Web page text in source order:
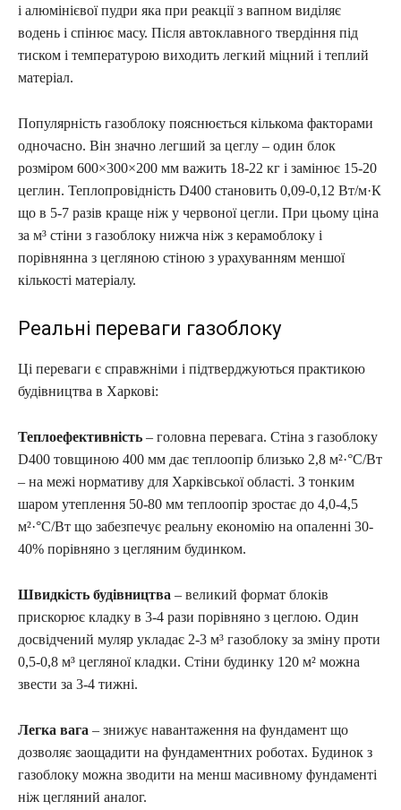
і алюмінієвої пудри яка при реакції з вапном виділяє
водень і спінює масу. Після автоклавного твердіння під
тиском і температурою виходить легкий міцний і теплий
матеріал.
Популярність газоблоку пояснюється кількома факторами
одночасно. Він значно легший за цеглу – один блок
розміром 600×300×200 мм важить 18-22 кг і замінює 15-20
цеглин. Теплопровідність D400 становить 0,09-0,12 Вт/м·К
що в 5-7 разів краще ніж у червоної цегли. При цьому ціна
за м³ стіни з газоблоку нижча ніж з керамоблоку і
порівнянна з цегляною стіною з урахуванням меншої
кількості матеріалу.
Реальні переваги газоблоку
Ці переваги є справжніми і підтверджуються практикою
будівництва в Харкові:
Теплоефективність – головна перевага. Стіна з газоблоку
D400 товщиною 400 мм дає теплоопір близько 2,8 м²·°C/Вт
– на межі нормативу для Харківської області. З тонким
шаром утеплення 50-80 мм теплоопір зростає до 4,0-4,5
м²·°C/Вт що забезпечує реальну економію на опаленні 30-
40% порівняно з цегляним будинком.
Швидкість будівництва – великий формат блоків
прискорює кладку в 3-4 рази порівняно з цеглою. Один
досвідчений муляр укладає 2-3 м³ газоблоку за зміну проти
0,5-0,8 м³ цегляної кладки. Стіни будинку 120 м² можна
звести за 3-4 тижні.
Легка вага – знижує навантаження на фундамент що
дозволяє заощадити на фундаментних роботах. Будинок з
газоблоку можна зводити на менш масивному фундаменті
ніж цегляний аналог.